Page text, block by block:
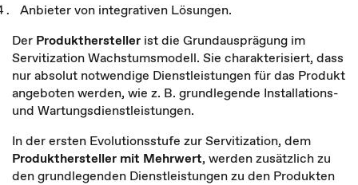
Anbieter von integrativen Lösungen.
Der Produkthersteller ist die Grundausprägung im
Servitization Wachstumsmodell. Sie charakterisiert, dass
nur absolut notwendige Dienstleistungen für das Produkt
angeboten werden, wie z. B. grundlegende Installations-
und Wartungsdienstleistungen.
In der ersten Evolutionsstufe zur Servitization, dem
Produkthersteller mit Mehrwert, werden zusätzlich zu
den grundlegenden Dienstleistungen zu den Produkten